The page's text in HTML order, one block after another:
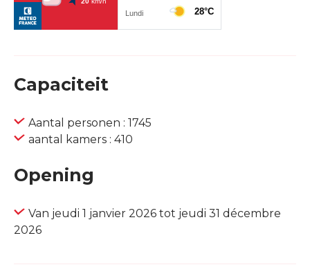
Capaciteit
Aantal personen : 1745
aantal kamers : 410
Opening
Van jeudi 1 janvier 2026 tot jeudi 31 décembre
2026